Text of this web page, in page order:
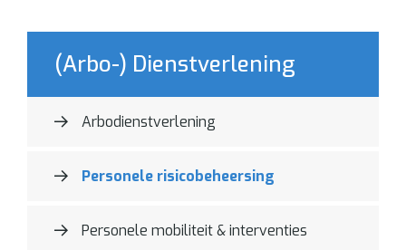
(Arbo-) Dienstverlening
Arbodienstverlening
Personele risicobeheersing
Personele mobiliteit & interventies